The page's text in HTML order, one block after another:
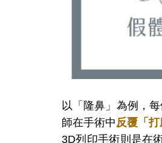
以 「 隆鼻 」 為例，
師在手術中反覆「
3D列印手術則是在